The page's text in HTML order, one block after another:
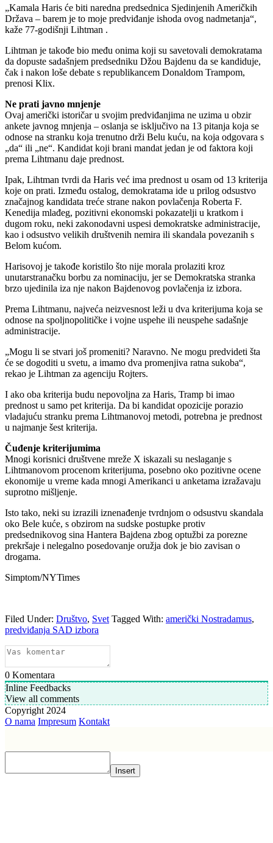
„Kamala Haris će biti naredna predsednica Sjedinjenih Američkih
Država – barem je to moje predviđanje ishoda ovog nadmetanja“,
kaže 77-godišnji Lihtman .
Lihtman je takođe bio među onima koji su savetovali demokratama
da dopuste sadašnjem predsedniku Džou Bajdenu da se kandiduje,
čak i nakon loše debate s republikancem Donaldom Trampom,
prenosi Klix.
Ne prati javno mnjenje
Ovaj američki istoričar u svojim predviđanjima ne uzima u obzir
ankete javnog mnjenja – oslanja se isključivo na 13 pitanja koja se
odnose na stranku koja trenutno drži Belu kuću, na koja odgovara s
„da“ ili „ne“. Kandidat koji brani mandat jedan je od faktora koji
prema Lihtmanu daje prednost.
Ipak, Lihtman tvrdi da Haris već ima prednost u osam od 13 kriterija
koje on prati. Između ostalog, demokratama ide u prilog odsustvo
značajnog kandidata treće strane nakon povlačenja Roberta F.
Kenedija mlađeg, pozitivni ekonomski pokazatelji u kratkom i
dugom roku, neki zakonodavni uspesi demokratske administracije,
kao i odsustvo velikih društvenih nemira ili skandala povezanih s
Belom kućom.
Harisovoj je takođe koristilo što nije morala prolaziti kroz
unutarstranačku borbu za nominaciju, jer se Demokratska stranka
brzo ujedinila iza nje nakon Bajdenovog povlačenja iz izbora.
Prema Lihtmanu, najveća neizvesnost leži u dva kriterijuma koja se
odnose na spoljnopolitičke i vojne uspehe ili neuspehe sadašnje
administracije.
„Mogu li se stvari još promeniti? Naravno. Ne mogu predvideti šta
će se dogoditi u svetu, a imamo dva promenjiva ratna sukoba“,
rekao je Lihtman za agenciju Rojters.
I ako oba kriterija budu nepovoljna za Haris, Tramp bi imao
prednost u samo pet kriterija. Da bi kandidat opozicije porazio
vladajuću stranku prema Lihtmanovoj metodi, potrebna je prednost
u najmanje šest kriterija.
Čuđenje kriterijumima
Mnogi korisnici društvene mreže X iskazali su neslaganje s
Lihtmanovom procenom kriterijuma, posebno oko pozitivne ocene
ekonomije u vreme kada mnogi Amerikanci u anketama izražavaju
suprotno mišljenje.
Isto tako, neki su izrazili iznenađenje tvrdnjom o odsustvu skandala
oko Bele kuće, s obzirom na sudske postupke protiv
predsednikovog sina Hantera Bajdena zbog optužbi za porezne
prekršaje i nelegalno posedovanje oružja dok je bio zavisan o
drogama.
Simptom/NYTimes
Filed Under: Društvo, Svet Tagged With: američki Nostradamus,
predviđanja SAD izbora
0 Komentara
Inline Feedbacks
View all comments
Copyright 2024
O nama Impresum Kontakt
Insert